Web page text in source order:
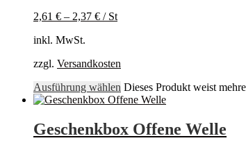
2,61 € – 2,37 € / St
inkl. MwSt.
zzgl. Versandkosten
Ausführung wählen Dieses Produkt weist
Geschenkbox Offene Welle